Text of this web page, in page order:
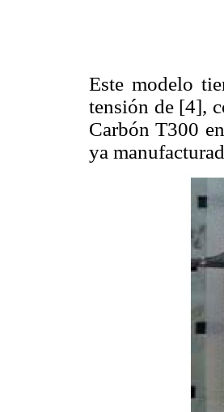
Este modelo
tensión de [4],
Carbón T300
ya